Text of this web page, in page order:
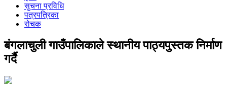
सुचना प्रविधि
पत्रपत्रिका
रोचक
बंगलाचुली गाउँपालिकाले स्थानीय पाठ्यपुस्तक निर्माण
गर्दै